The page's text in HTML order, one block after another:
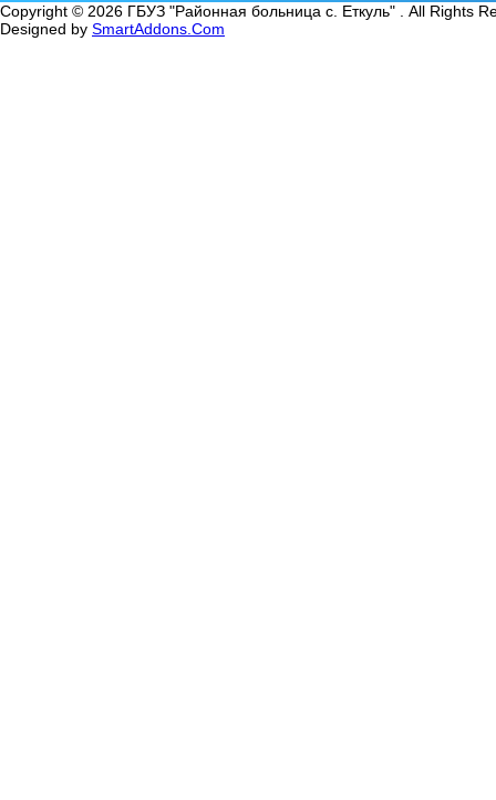
Copyright © 2026 ГБУЗ "Районная больница с. Еткуль" . All Rights
Designed by SmartAddons.Com